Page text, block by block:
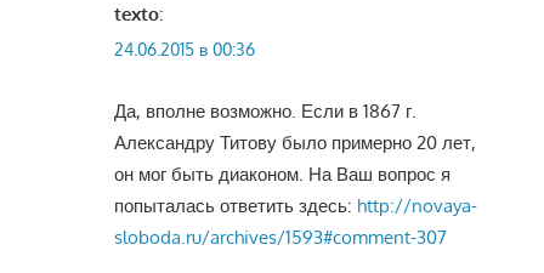
texto:
24.06.2015 в 00:36
Да, вполне возможно. Если в 1867 г.
Александру Титову было примерно 20 лет,
он мог быть диаконом. На Ваш вопрос я
попыталась ответить здесь: http://novaya-
sloboda.ru/archives/1593#comment-307